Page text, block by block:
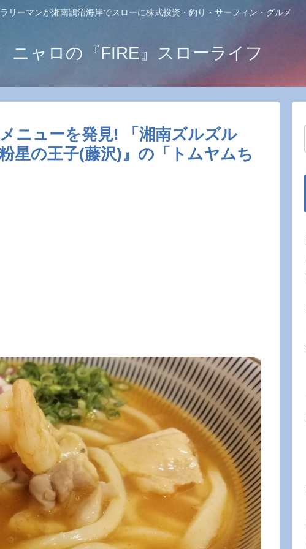
リーマンが湘南鵠沼海岸でスローに株式投資・釣り・サーフィン・グルメ
ニャロの『FIRE』スローライフ
ニューを発見! 「湘南ズルズル
星の王子(藤沢)』の「トムヤムち